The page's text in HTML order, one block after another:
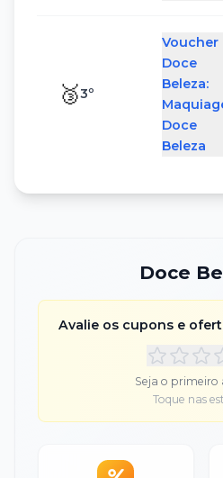
🥉3º
Voucher
Doce
Beleza:
Doce
Beleza
Doce
Avalie os cupons e
Seja o primeiro
Toque nas